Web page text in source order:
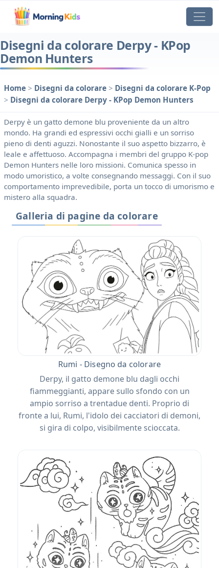
Disegni da colorare Derpy - KPop
Demon Hunters
Home > Disegni da colorare > Disegni da colorare K-Pop
> Disegni da colorare Derpy - KPop Demon Hunters
Derpy è un gatto demone blu proveniente da un altro
mondo. Ha grandi ed espressivi occhi gialli e un sorriso
pieno di denti aguzzi. Nonostante il suo aspetto bizzarro, è
leale e affettuoso. Accompagna i membri del gruppo K-pop
Demon Hunters nelle loro missioni. Comunica spesso in
modo umoristico, a volte consegnando messaggi. Con il suo
comportamento imprevedibile, porta un tocco di umorismo e
mistero alla squadra.
Galleria di pagine da colorare
Rumi - Disegno da colorare
Derpy, il gatto demone blu dagli occhi
fiammeggianti, appare sullo sfondo con un
ampio sorriso a trentadue denti. Proprio di
fronte a lui, Rumi, l'idolo dei cacciatori di demoni,
si gira di colpo, visibilmente scioccata.